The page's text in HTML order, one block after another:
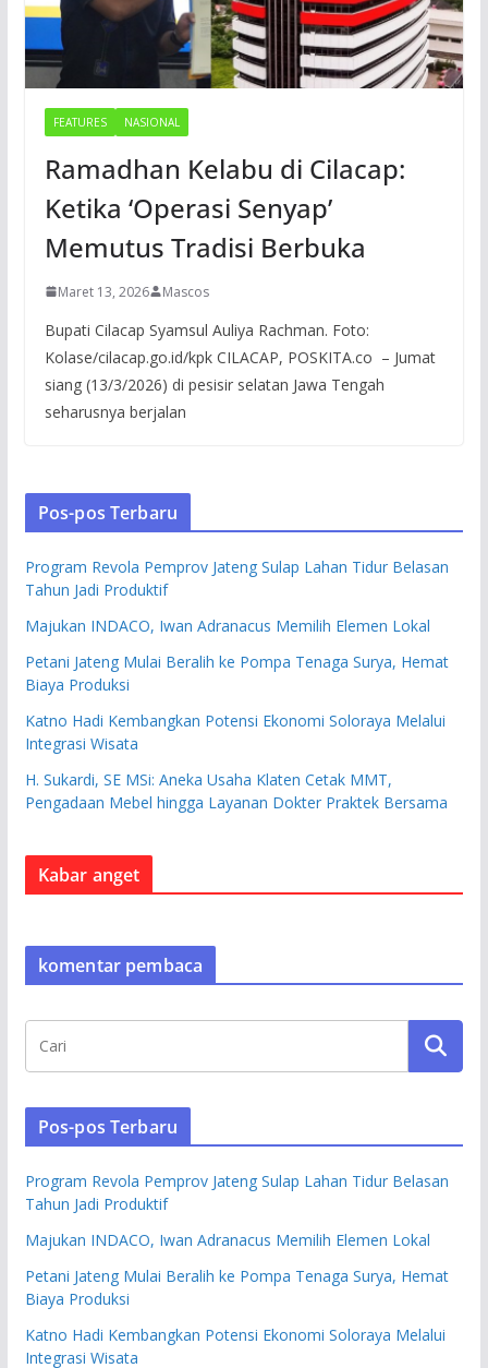
FEATURES NASIONAL
Ramadhan Kelabu di Cilacap:
Ketika ‘Operasi Senyap’
Memutus Tradisi Berbuka
Maret 13, 2026 Mascos
Bupati Cilacap Syamsul Auliya Rachman. Foto:
Kolase/cilacap.go.id/kpk CILACAP, POSKITA.co – Jumat
siang (13/3/2026) di pesisir selatan Jawa Tengah
seharusnya berjalan
Pos-pos Terbaru
Program Revola Pemprov Jateng Sulap Lahan Tidur Belasan
Tahun Jadi Produktif
Majukan INDACO, Iwan Adranacus Memilih Elemen Lokal
Petani Jateng Mulai Beralih ke Pompa Tenaga Surya, Hemat
Biaya Produksi
Katno Hadi Kembangkan Potensi Ekonomi Soloraya Melalui
Integrasi Wisata
H. Sukardi, SE MSi: Aneka Usaha Klaten Cetak MMT,
Pengadaan Mebel hingga Layanan Dokter Praktek Bersama
Kabar anget
komentar pembaca
Pos-pos Terbaru
Program Revola Pemprov Jateng Sulap Lahan Tidur Belasan
Tahun Jadi Produktif
Majukan INDACO, Iwan Adranacus Memilih Elemen Lokal
Petani Jateng Mulai Beralih ke Pompa Tenaga Surya, Hemat
Biaya Produksi
Katno Hadi Kembangkan Potensi Ekonomi Soloraya Melalui
Integrasi Wisata